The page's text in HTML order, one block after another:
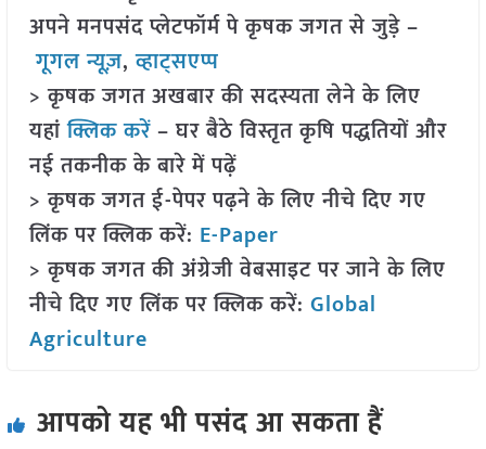
अपने मनपसंद प्लेटफॉर्म पे कृषक जगत से जुड़े –
गूगल न्यूज़,व्हाट्सएप्प
> कृषक जगत अखबार की सदस्यता लेने के लिए
यहांक्लिक करें– घर बैठे विस्तृत कृषि पद्धतियों और
नई तकनीक के बारे में पढ़ें
> कृषक जगत ई-पेपर पढ़ने के लिए नीचे दिए गए
लिंक पर क्लिक करें: E-Paper
> कृषक जगत की अंग्रेजी वेबसाइट पर जाने के लिए
नीचे दिए गए लिंक पर क्लिक करें: Global
Agriculture
आपको यह भी पसंद आ सकता हैं